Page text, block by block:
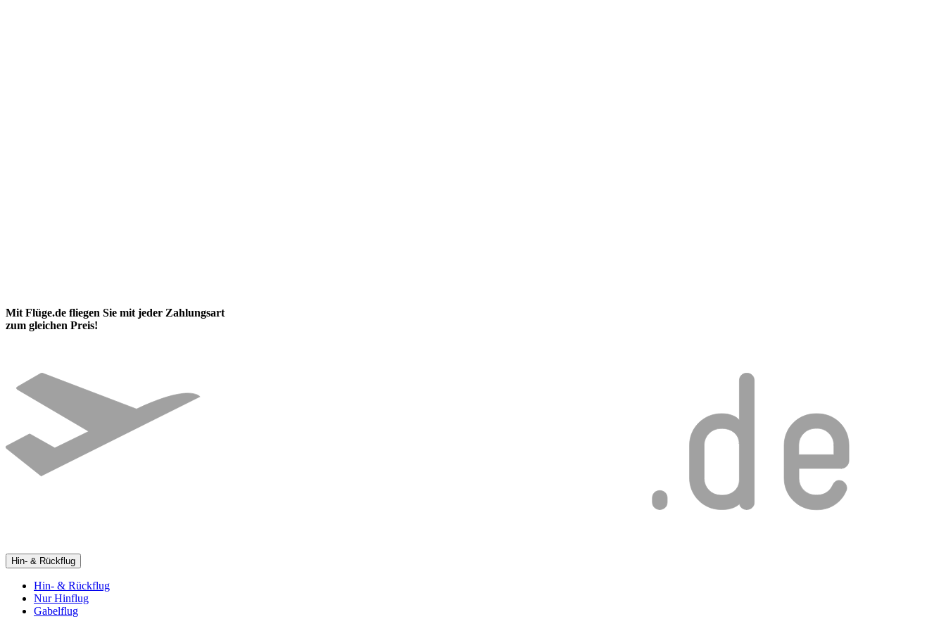
Mit Flüge.de fliegen Sie mit jeder Zahlungsart
zum gleichen Preis!
Hin- & Rückflug
Hin- & Rückflug
Nur Hinflug
Gabelflug